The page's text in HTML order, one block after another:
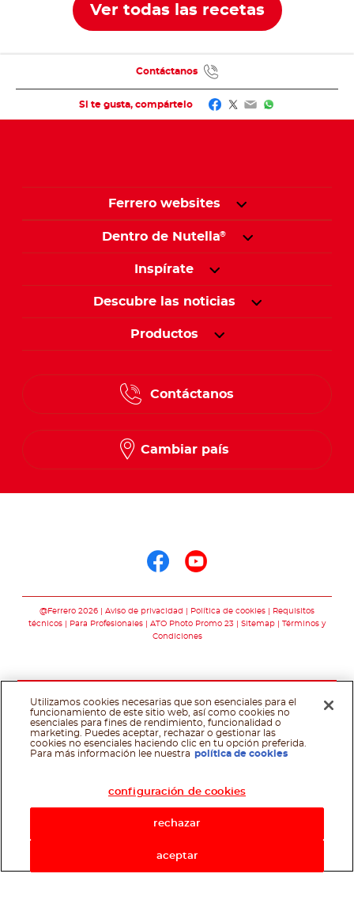
Ver todas las recetas
Asistente de recetas
Si te gusta, compártelo Facebook
Twitter
EmailWhatsApp
Contáctanos
Ferrero websites
Dentro de Nutella®
Inspírate
Descubre las noticias
Productos
Contáctanos
Cambiar país
@Ferrero 2026 Aviso de privacidad Política de cookies
Requisitos
técnicos
Para Profesionales ATO Photo Promo 23 Sitemap
Términos y
Condiciones
Utilizamos cookies necesarias que son esenciales para el
funcionamiento de este sitio web, así como cookies no
esenciales para fines de rendimiento, funcionalidad o
marketing. Puedes aceptar, rechazar o gestionar las
cookies no esenciales haciendo clic en tu opción preferida.
Para más información lee nuestra política de cookies
configuración de cookies
rechazar
aceptar